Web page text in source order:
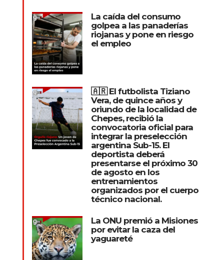
La caída del consumo
golpea a las panaderías
riojanas y pone en riesgo
el empleo
🇦🇷 El futbolista Tiziano
Vera, de quince años y
oriundo de la localidad de
Chepes, recibió la
convocatoria oficial para
integrar la preselección
argentina Sub-15. El
deportista deberá
presentarse el próximo 30
de agosto en los
entrenamientos
organizados por el cuerpo
técnico nacional.
La ONU premió a Misiones
por evitar la caza del
yaguareté